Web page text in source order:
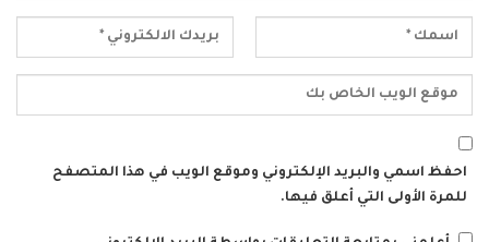
احفظ اسمي والبريد الإلكتروني وموقع الويب في هذا المتصفح
للمرة الأولى التي أعلق فيها.